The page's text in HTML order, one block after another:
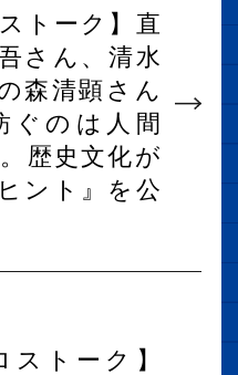
トーク】直
さん、清水
森清顕さん
ぐのは人間
歴史文化が
ント』を公
ストーク】